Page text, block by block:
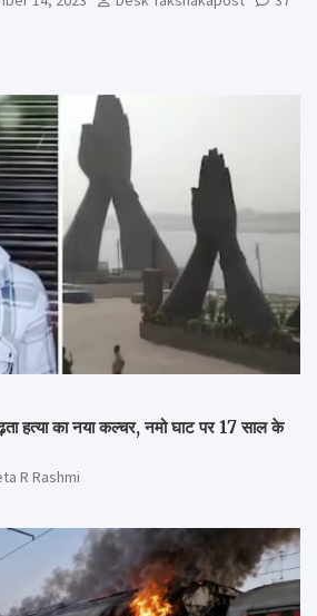
हत्या का नया कल्चर, नमो घाट पर 17 साल के
R Rashmi